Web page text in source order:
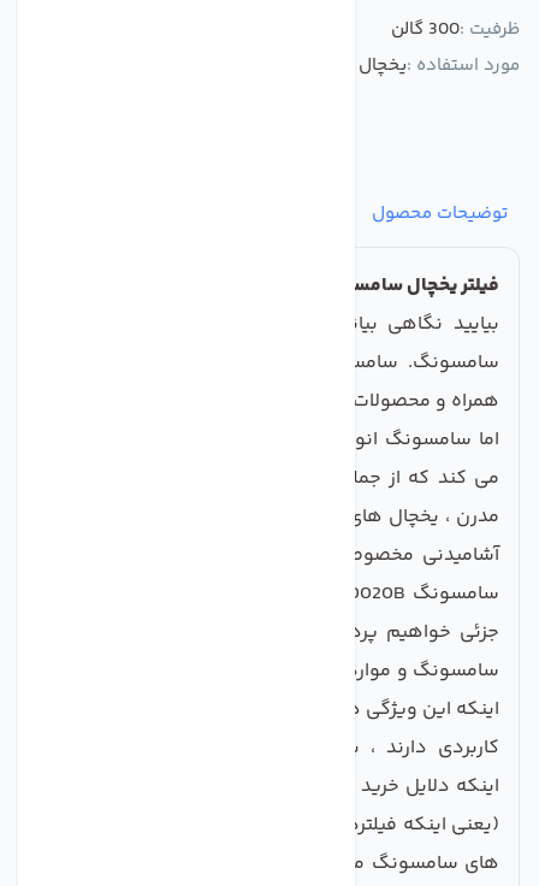
ظرفیت :300 گالن
مورد استفاده :یخچال سامسونگ
توضیحات محصول
فیلتر یخچال سامسونگ مدل فرنچ استوانه ای
بیایید نگاهی بیاندازیم به مارک تجاری بسیار چشمگیر
سامسونگ. سامسونگ شاید بیشتر به خاطر تلفن های
همراه و محصولات الکترونیکی مشابه شناخته شده باشد ،
اما سامسونگ انواع محصولات و لوازم دیگر را نیز تولید
می کند که از جمله آنها یخچال است. و مانند هر یخچال
مدرن ، یخچال های سامسونگ معمولاً دارای فیلترهای آب
آشامیدنی مخصوص خود هستند - فیلترهای آب یخچال
جزئی خواهیم پرداخت ، زیرا تمام ویژگی های فیلترهای
سامسونگ و موارد اضافی را مرور خواهیم کرد ، و درمورد
اینکه این ویژگی ها واقعاً برای مشتری بالقوه - شما - چه
کاربردی دارند ، بحث خواهیم کرد و همچنین درمورد
اینکه دلایل خرید و عدم خرید
(یعنی اینکه فیلترهای آب یخچال سامسونگ را برای یخچال
های سامسونگ مثبت یا منفی بدانید یا نه). سپس ، برای